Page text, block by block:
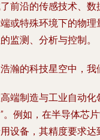
前沿的传感技术、
或特殊环境下的物
监测、分析与控制。
瀚的科技星空中，我
端制造与工业自动化
。例如，在半导体芯
设备，其精度要求